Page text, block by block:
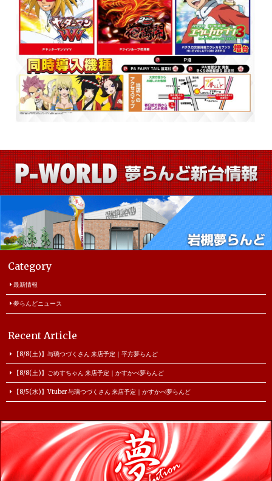
Category
最新情報
夢らんどニュース
Recent Article
【8/8(土)】与璃つづくさん 来店予定｜平方夢らんど
【8/8(土)】ごめすちゃん 来店予定｜かすかべ夢らんど
【8/5(水)】Vtuber 与璃つづくさん 来店予定｜かすかべ夢らんど